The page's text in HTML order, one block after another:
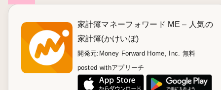
家計簿マネーフォワード ME – 人気の
家計簿(かけいぼ)
開発元: Money Forward Home, Inc. 無料
posted withアプリーチ